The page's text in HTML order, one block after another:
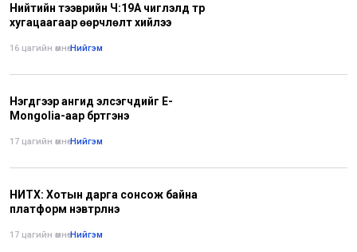
Нийтийн тээврийн Ч:19А чиглэлд түр
хугацаагаар өөрчлөлт хийлээ
16 цагийн өмнө•Нийгэм
Нэгдүгээр ангид элсэгчдийг E-
Mongolia-аар бүртгэнэ
17 цагийн өмнө•Нийгэм
НИТХ: Хотын дарга сонсож байна
платформ нэвтрүүлнэ
17 цагийн өмнө•Нийгэм